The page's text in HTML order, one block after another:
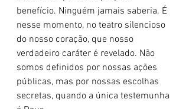
benefício. Ninguém jamais saberia. É
nesse momento, no teatro silencioso
do nosso coração, que nosso
verdadeiro caráter é revelado. Não
somos definidos por nossas ações
públicas, mas por nossas escolhas
secretas, quando a única testemunha